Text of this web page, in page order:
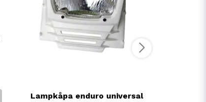
Lampkåpa enduro universal